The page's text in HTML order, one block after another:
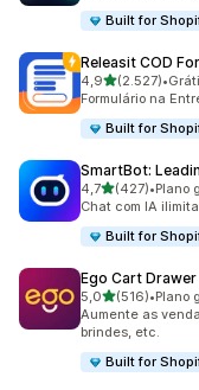
Built for
Releasit COD
4,9de 5 estrelas
(2.527)
2527 avaliações
•
Formulário na
Built for
SmartBot:
4,7de 5 estrelas
(427)
427 avaliações ao
•Plano
Chat com IA
Built for
Ego Cart
5,0de 5 estrelas
(516)
516 avaliações ao
•Plano
Aumente as
brindes, etc.
Built for